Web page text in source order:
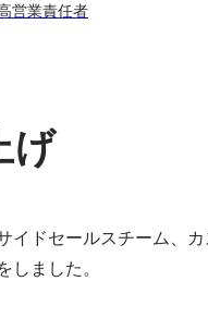
営業責任者
げ
イドセールスチーム、
しました。